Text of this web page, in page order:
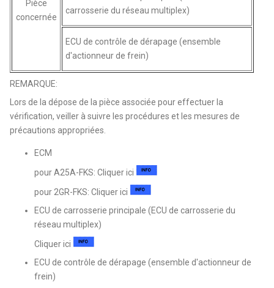
Pièce
concernée
carrosserie du réseau multiplex)
ECU de contrôle de dérapage (ensemble
d'actionneur de frein)
REMARQUE:
Lors de la dépose de la pièce associée pour effectuer la
vérification, veiller à suivre les procédures et les mesures de
précautions appropriées.
ECM
pour A25A-FKS: Cliquer ici
pour 2GR-FKS: Cliquer ici
ECU de carrosserie principale (ECU de carrosserie du
réseau multiplex)
Cliquer ici
ECU de contrôle de dérapage (ensemble d'actionneur de
frein)